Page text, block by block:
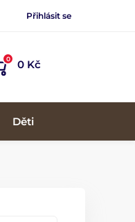
Přihlásit se
0 0 Kč
Děti